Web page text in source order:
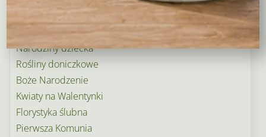
Torty kwiatowe
Ogródek i balkon
Narodziny dziecka
Rośliny doniczkowe
Boże Narodzenie
Kwiaty na Walentynki
Florystyka ślubna
Pierwsza Komunia